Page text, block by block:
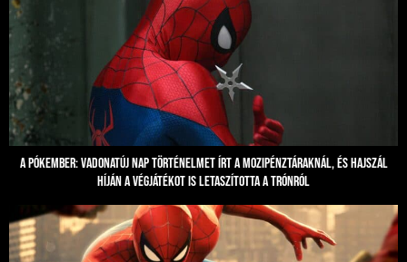
A Pókember: Vadonatúj nap történelmet írt a mozipénztáraknál, és hajszál
híján a Végjátékot is letaszította a trónról